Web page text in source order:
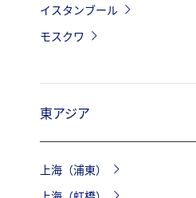
イスタンブール
モスクワ
東アジア
上海（浦東）